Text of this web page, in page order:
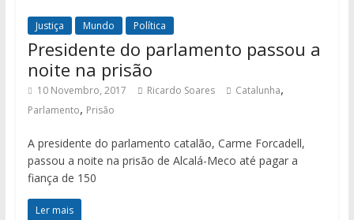
Justiça Mundo Política
Presidente do parlamento passou a
noite na prisão
10 Novembro, 2017 Ricardo Soares Catalunha,
Parlamento, Prisão
A presidente do parlamento catalão, Carme Forcadell,
passou a noite na prisão de Alcalá-Meco até pagar a
fiança de 150
Ler mais